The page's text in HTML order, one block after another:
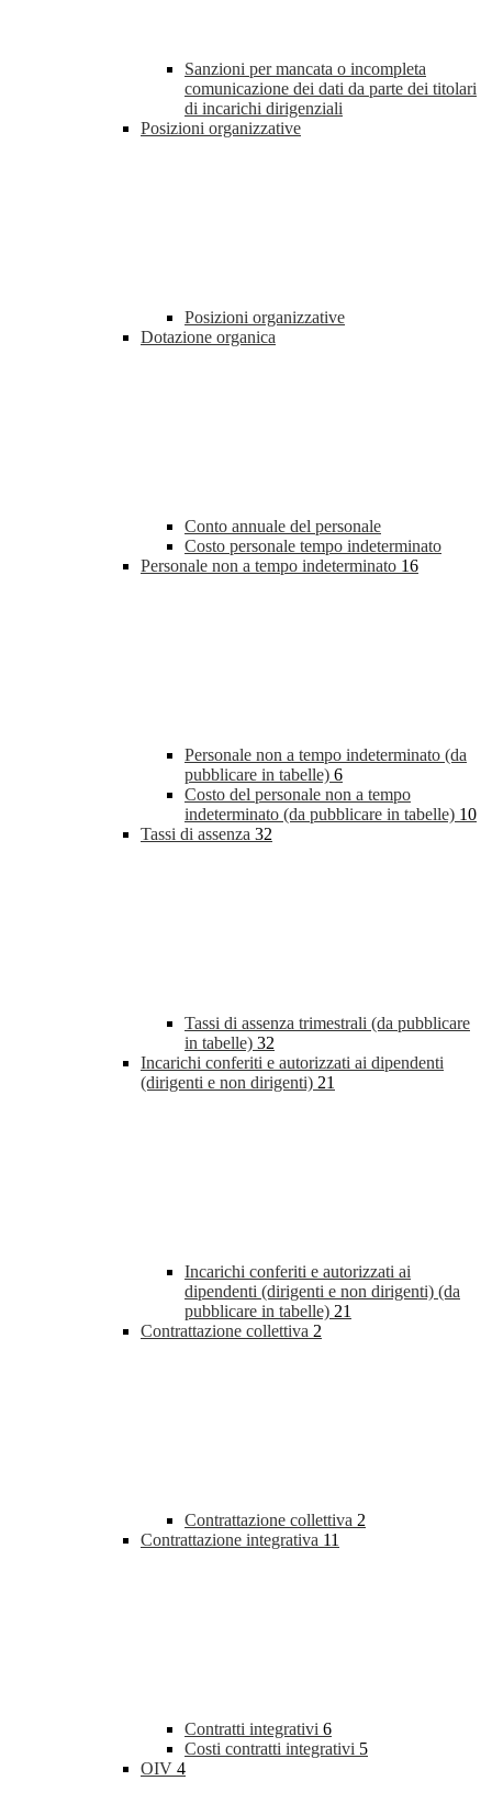
Sanzioni per mancata o incompleta
comunicazione dei dati da parte dei titolari
di incarichi dirigenziali
Posizioni organizzative
Posizioni organizzative
Dotazione organica
Conto annuale del personale
Costo personale tempo indeterminato
Personale non a tempo indeterminato 16
Personale non a tempo indeterminato (da
pubblicare in tabelle) 6
Costo del personale non a tempo
indeterminato (da pubblicare in tabelle) 10
Tassi di assenza 32
Tassi di assenza trimestrali (da pubblicare
in tabelle) 32
Incarichi conferiti e autorizzati ai dipendenti
(dirigenti e non dirigenti) 21
Incarichi conferiti e autorizzati ai
dipendenti (dirigenti e non dirigenti) (da
pubblicare in tabelle) 21
Contrattazione collettiva 2
Contrattazione collettiva 2
Contrattazione integrativa 11
Contratti integrativi 6
Costi contratti integrativi 5
OIV 4